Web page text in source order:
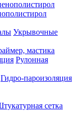
Укрывочные
мастика
Рулонная
Гидро-пароизоляция
сетка